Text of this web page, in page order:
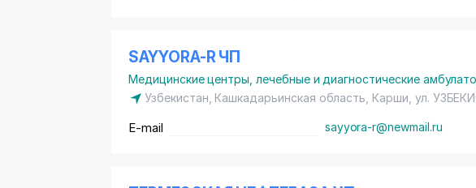
SAYYORA-R ЧП
Медицинские центры, лечебные и диагностические
Узбекистан, Кашкадарьинская область, Карши, ул.
E-mail sayyora-r@newmail.ru